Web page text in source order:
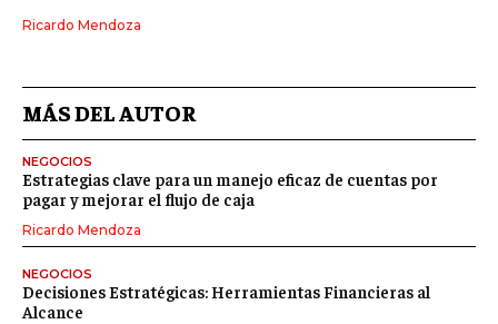
Ricardo Mendoza
MÁS DEL AUTOR
NEGOCIOS
Estrategias clave para un manejo eficaz de cuentas por
pagar y mejorar el flujo de caja
Ricardo Mendoza
NEGOCIOS
Decisiones Estratégicas: Herramientas Financieras al
Alcance